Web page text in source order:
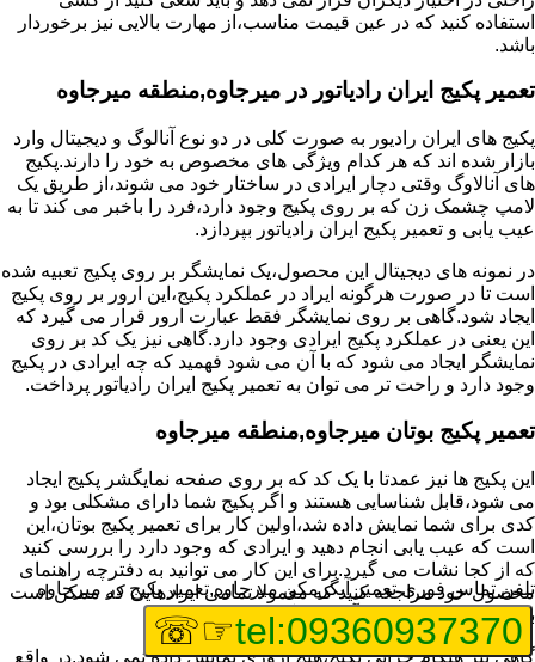
استفاده کنید که در عین قیمت مناسب،از مهارت بالایی نیز برخوردار
باشد.
تعمیر پکیج ایران رادیاتور در میرجاوه,منطقه میرجاوه
پکیج های ایران رادیور به صورت کلی در دو نوع آنالوگ و دیجیتال وارد
بازار شده اند که هر کدام ویژگی های مخصوص به خود را دارند.پکیج
های آنالاوگ وقتی دچار ایرادی در ساختار خود می شوند،از طریق یک
لامپ چشمک زن که بر روی پکیج وجود دارد،فرد را باخبر می کند تا به
عیب یابی و تعمیر پکیج ایران رادیاتور بپردازد.
در نمونه های دیجیتال این محصول،یک نمایشگر بر روی پکیج تعبیه شده
است تا در صورت هرگونه ایراد در عملکرد پکیج،این ارور بر روی پکیج
ایجاد شود.گاهی بر روی نمایشگر فقط عبارت ارور قرار می گیرد که
این یعنی در عملکرد پکیج ایرادی وجود دارد.گاهی نیز یک کد بر روی
نمایشگر ایجاد می شود که با آن می شود فهمید که چه ایرادی در پکیج
وجود دارد و راحت تر می توان به تعمیر پکیج ایران رادیاتور پرداخت.
تعمیر پکیج بوتان میرجاوه,منطقه میرجاوه
این پکیج ها نیز عمدتا با یک کد که بر روی صفحه نمایگشر پکیج ایجاد
می شود،قابل شناسایی هستند و اگر پکیج شما دارای مشکلی بود و
کدی برای شما نمایش داده شد،اولین کار برای تعمیر پکیج بوتان،این
است که عیب یابی انجام دهید و ایرادی که وجود دارد را بررسی کنید
که از کجا نشات می گیرد.برای این کار می توانید به دفترچه راهنمای
محصول خود مراجعه کنید که معمولا تمامی ایرادهایی که ممکن است
برای پکیج پیش بیاید در آن قرار گرفته است.
گاهی نیز هنگام خرابی پکیج،هیچ اروری نمایش داده نمی شود.در واقع
تلفن تماس فوریتعمیر آبگرمکن میرجاوه,تعمیر پکیج در میرجاوه
tel:09360937370
☞☏